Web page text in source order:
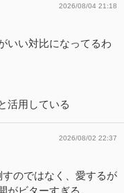
2026/08/04 21:18
いい対比になってるわ
活用している
2026/08/02 22:37
のではなく、愛するが
がビターすぎる。